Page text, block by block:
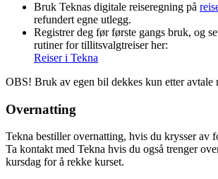
Bruk Teknas digitale reiseregning på
refundert egne utlegg.
Registrer deg før første gangs bruk, og
rutiner for tillitsvalgtreiser her:
Reiser i Tekna
OBS! Bruk av egen bil dekkes kun etter avtale
Overnatting
Tekna bestiller overnatting, hvis du krysser av
Ta kontakt med Tekna hvis du også trenger
kursdag for å rekke kurset.